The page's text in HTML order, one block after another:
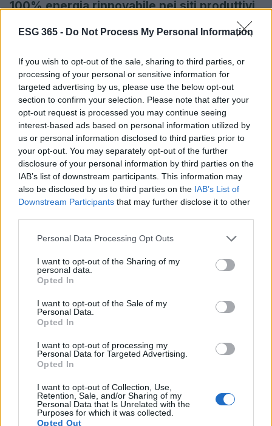
ESG 365 - Do Not Process My Personal Information
If you wish to opt-out of the sale, sharing to third parties, or
processing of your personal or sensitive information for
targeted advertising by us, please use the below opt-out
section to confirm your selection. Please note that after your
opt-out request is processed you may continue seeing
interest-based ads based on personal information utilized by
us or personal information disclosed to third parties prior to
your opt-out. You may separately opt-out of the further
disclosure of your personal information by third parties on the
IAB’s list of downstream participants. This information may
also be disclosed by us to third parties on the IAB’s List of
Downstream Participants that may further disclose it to other
Please note that this website/app uses one or more Google
not limited to your visit or usage behaviour. You may click to
grant or deny consent to Google and its third-party tags to
use your data for below specified purposes in below Google
consent section.
Personal Data Processing Opt Outs
I want to opt-out of the Sharing of my
personal data.
Opted In
I want to opt-out of the Sale of my
Personal Data.
Opted In
I want to opt-out of processing my
Personal Data for Targeted Advertising.
Opted In
I want to opt-out of Collection, Use,
Retention, Sale, and/or Sharing of my
Personal Data that Is Unrelated with the
Purposes for which it was collected.
Opted Out
100% energia rinnovabile nei siti produttivi
Pettenon Cosmetics, leader italiano nella cura professionale
dei capelli, celebra 80 anni di attività con un bilancio
Ilaria Galli · 17 Lug 2026
ESG AZIENDE
ESG in azienda: trasformare principi in
processi e KPI
governance, stakeholder e innovazione in un modello ESG
che produce valore misurabile.
ESG AZIENDE